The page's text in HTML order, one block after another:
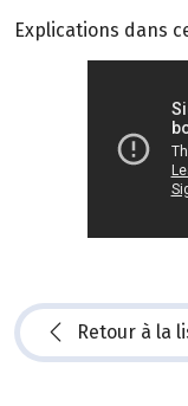
Explications dans
Retour à la